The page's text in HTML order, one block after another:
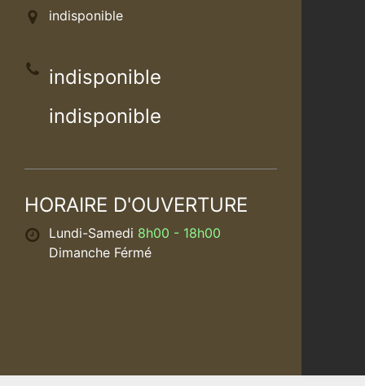
indisponible
indisponible
indisponible
HORAIRE D'OUVERTURE
Lundi-Samedi 8h00 - 18h00
Dimanche Férmé